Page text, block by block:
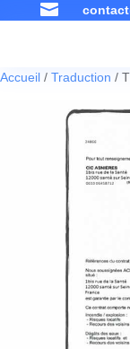

Accueil / Traduction /